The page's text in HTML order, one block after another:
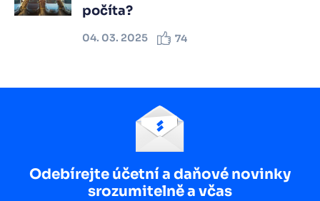
počíta?
04. 03. 2025 74
Odebírejte účetní a daňové novinky
srozumitelně a včas